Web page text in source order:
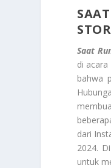
Saat
di
bahwa
dari
2024.
untuk